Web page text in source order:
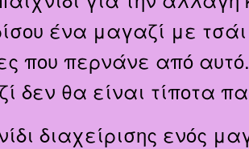
ένα μαγαζί με
που περνάνε από
δεν θα είναι τίποτα
διαχείρισης ενός